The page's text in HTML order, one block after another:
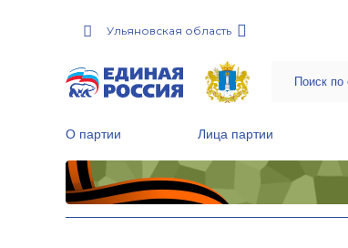
Ульяновская область
О партии Лица партии